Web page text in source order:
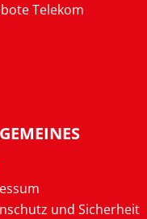
Telekom
und Sicherheit